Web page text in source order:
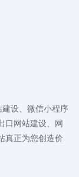
设、微信小程序
口网站建设、网
真正为您创造价